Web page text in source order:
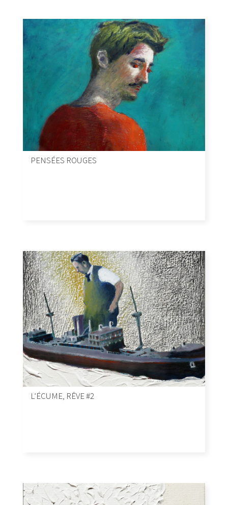
PENSÉES ROUGES
L’ÉCUME, RÊVE #2